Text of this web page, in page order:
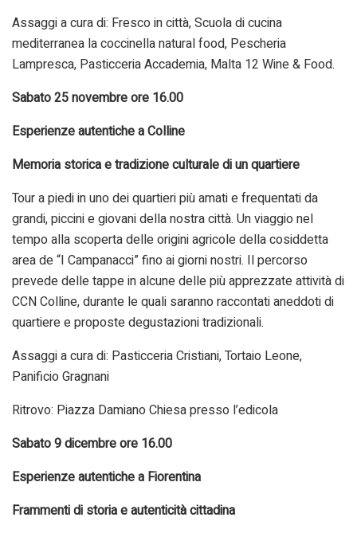
Assaggi a cura di: Fresco in città, Scuola di cucina
mediterranea la coccinella natural food, Pescheria
Lampresca, Pasticceria Accademia, Malta 12 Wine & Food.
Sabato 25 novembre ore 16.00
Esperienze autentiche a Colline
Memoria storica e tradizione culturale di un quartiere
Tour a piedi in uno dei quartieri più amati e frequentati da
grandi, piccini e giovani della nostra città. Un viaggio nel
tempo alla scoperta delle origini agricole della cosiddetta
area de “I Campanacci” fino ai giorni nostri. Il percorso
prevede delle tappe in alcune delle più apprezzate attività di
CCN Colline, durante le quali saranno raccontati aneddoti di
quartiere e proposte degustazioni tradizionali.
Assaggi a cura di: Pasticceria Cristiani, Tortaio Leone,
Panificio Gragnani
Ritrovo: Piazza Damiano Chiesa presso l’edicola
Sabato 9 dicembre ore 16.00
Esperienze autentiche a Fiorentina
Frammenti di storia e autenticità cittadina